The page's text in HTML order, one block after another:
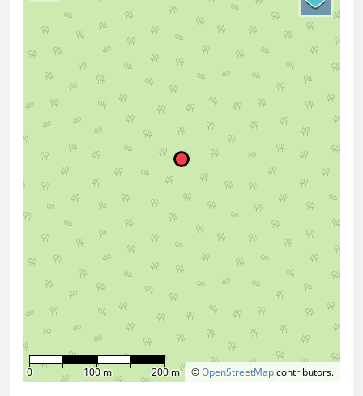
©OpenStreetMapcontributors.
0 100 m 200 m